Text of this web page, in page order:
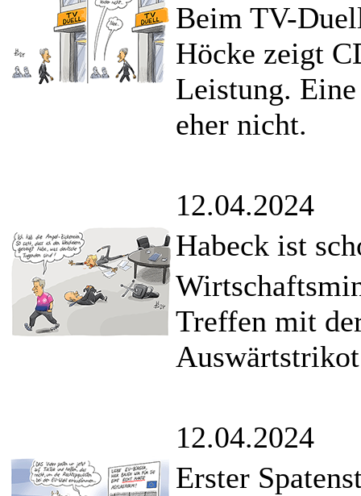
Beim TV-
Höcke zeigt
Leistung.
eher nicht.
12.04.2024
Habeck ist
Treffen mit
12.04.2024
Erster